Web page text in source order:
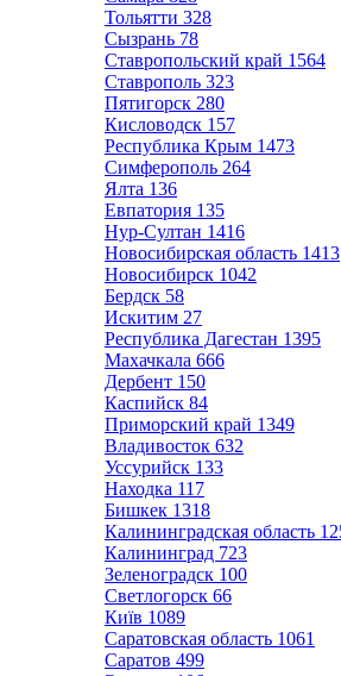
Тольятти 328
Сызрань 78
Ставропольский край 1564
Ставрополь 323
Пятигорск 280
Кисловодск 157
Республика Крым 1473
Симферополь 264
Ялта 136
Евпатория 135
Нур-Султан 1416
Новосибирская область 1413
Новосибирск 1042
Бердск 58
Искитим 27
Республика Дагестан 1395
Махачкала 666
Дербент 150
Каспийск 84
Приморский край 1349
Владивосток 632
Уссурийск 133
Находка 117
Бишкек 1318
Калининградская область
Калининград 723
Зеленоградск 100
Светлогорск 66
Київ 1089
Саратовская область 1061
Саратов 499